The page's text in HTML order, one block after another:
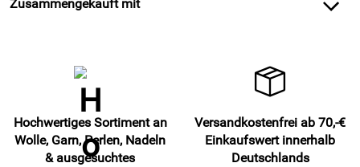
Zusammengekauft mit
Hochwertiges Sortiment an
Wolle, Garn, Perlen, Nadeln
& ausgesuchtes
Versandkostenfrei ab 70,-€
Einkaufswert innerhalb
Deutschlands